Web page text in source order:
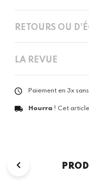
RETOURS OU
LA REVUE
Paiement en 3x
Hourra ! Cet